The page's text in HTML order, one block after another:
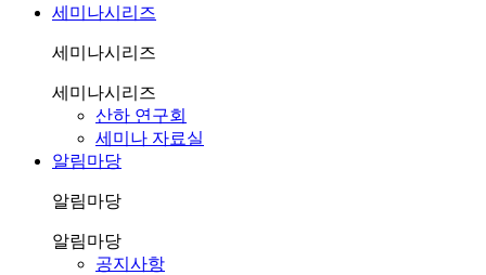
세미나시리즈
세미나시리즈
세미나시리즈
산하 연구회
세미나 자료실
알림마당
알림마당
알림마당
공지사항